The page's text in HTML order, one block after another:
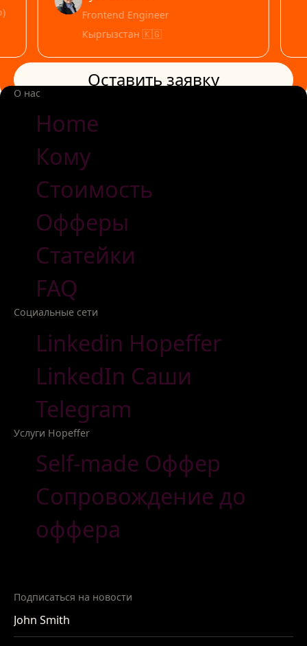
Frontend Engineer
Кыргызстан 🇰🇬
Оставить заявкуОставить заявку
О нас
Home
Кому
Стоимость
Офферы
Статейки
FAQ
Социальные сети
Linkedin Hopeffer
LinkedIn Саши
Telegram
Услуги Hopeffer
Self-made Оффер
Сопровождение до
оффера
Подписаться на новости